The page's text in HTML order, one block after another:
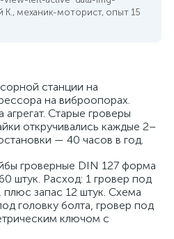
К., механик-моторист, опыт 15
станции на
на виброопорах.
Старые гроверы
откручивались каждые 2–
— 40 часов в год.
гроверные DIN 127 форма
штук. Расход: 1 гровер под
запас 12 штук. Схема
головку болта, гровер под
ключом с